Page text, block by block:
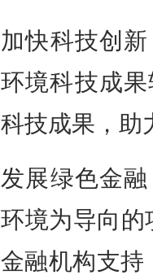
加快科技创
环境科技成
科技成果，助
发展绿色金
环境为导向的
金融机构支持